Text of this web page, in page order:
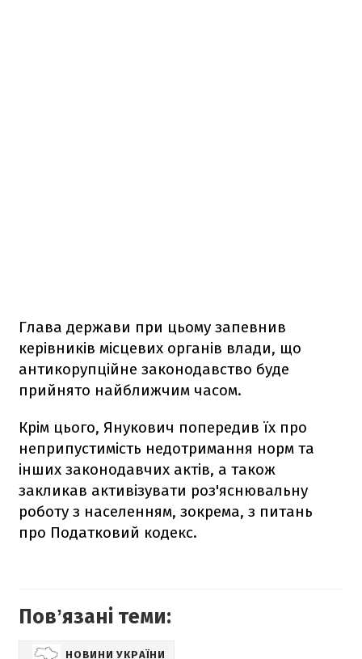
Глава держави при цьому запевнив
керівників місцевих органів влади, що
антикорупційне законодавство буде
прийнято найближчим часом.
Крім цього, Янукович попередив їх про
неприпустимість недотримання норм та
інших законодавчих актів, а також
закликав активізувати роз'яснювальну
роботу з населенням, зокрема, з питань
про Податковий кодекс.
Повʼязані теми:
НОВИНИ УКРАЇНИ